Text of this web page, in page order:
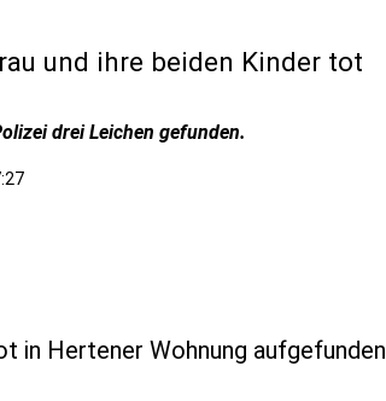
und ihre beiden Kinder tot
drei Leichen gefunden.
in Hertener Wohnung aufgefunden